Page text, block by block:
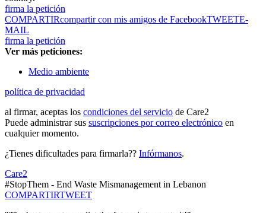
firma la petición
COMPARTIRcompartir con mis amigos de FacebookTWEETE-
MAIL
firma la petición
Ver más peticiones:
Medio ambiente
política de privacidad
al firmar, aceptas los condiciones del servicio de Care2
Puede administrar sus suscripciones por correo electrónico en
cualquier momento.
¿Tienes dificultades para firmarla?? Infórmanos.
Care2
#StopThem - End Waste Mismanagement in Lebanon
COMPARTIRTWEET